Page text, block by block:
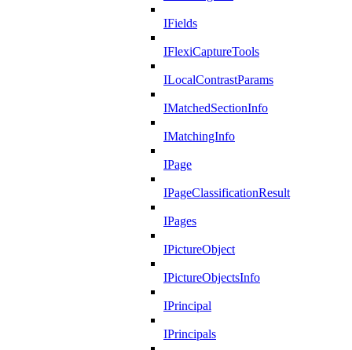
IFields
IFlexiCaptureTools
ILocalContrastParams
IMatchedSectionInfo
IMatchingInfo
IPage
IPageClassificationResult
IPages
IPictureObject
IPictureObjectsInfo
IPrincipal
IPrincipals